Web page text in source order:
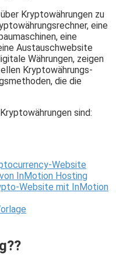
Kryptowährungen zu
eine
eine
Austauschwebsite
Währungen, zeigen
Kryptowährungs-
die die
sind:
Website
InMotion Hosting
Website mit InMotion